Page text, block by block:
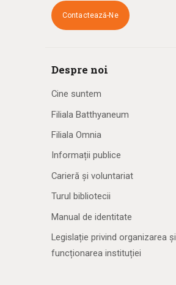
Contactează-Ne
Despre noi
Cine suntem
Filiala Batthyaneum
Filiala Omnia
Informații publice
Carieră și voluntariat
Turul bibliotecii
Manual de identitate
Legislație privind organizarea și
funcționarea instituției